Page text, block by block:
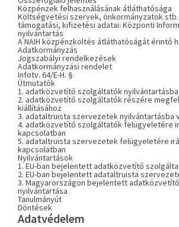
Közpénzek felhasználásának átláthatósága
Költségvetési szervek, önkormányzatok
támogatási, kifizetési adatai: Központi
nyilvántartás
A NAIH közpénzköltés átláthatóságát érintő
Adatkormányzás
Jogszabályi rendelkezések
Adatkormányzási rendelet
Infotv. 64/E-H. §
Útmutatók
1. adatközvetítő szolgáltatók
2. adatközvetítő szolgáltatók részére
kiállításához
3. adataltruista szervezetek nyilvántartásba
4. adatközvetítő szolgáltatók felügyeletére
kapcsolatban
5. adataltruista szervezetek felügyeletére
kapcsolatban
Nyilvántartások
1. EU-ban bejelentett adatközvetítő
2. EU-ban bejelentett adataltruista
3. Magyarországon bejelentett
nyilvántartása
Tanulmányút
Döntések
Adatvédelem